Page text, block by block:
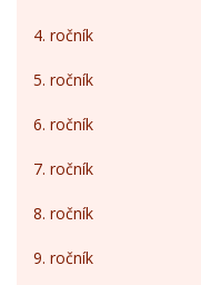
4. ročník
5. ročník
6. ročník
7. ročník
8. ročník
9. ročník